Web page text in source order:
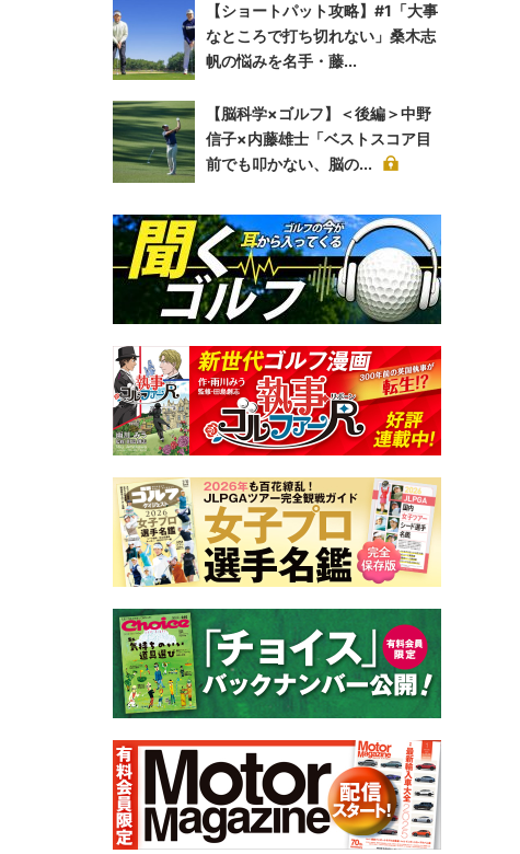
【ショートパット攻略】#1「大事
なところで打ち切れない」桑木志
帆の悩みを名手・藤...
【脳科学×ゴルフ】＜後編＞中野
信子×内藤雄士「ベストスコア目
前でも叩かない、脳の...